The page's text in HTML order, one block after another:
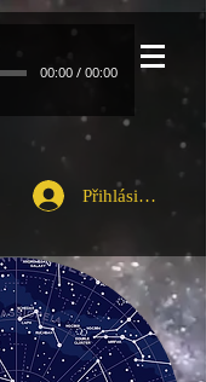
00:00 / 00:00
Přihlásit se